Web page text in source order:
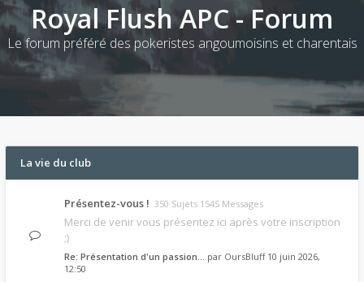
Royal Flush APC - Forum
Le forum préféré des pokeristes angoumoisins et charentais
La vie du club
Présentez-vous ! 350 Sujets 1545 Messages
Merci de venir vous présentez ici après votre inscription
;)
Re: Présentation d'un passion… par OursBluff 10 juin 2026,
12:50